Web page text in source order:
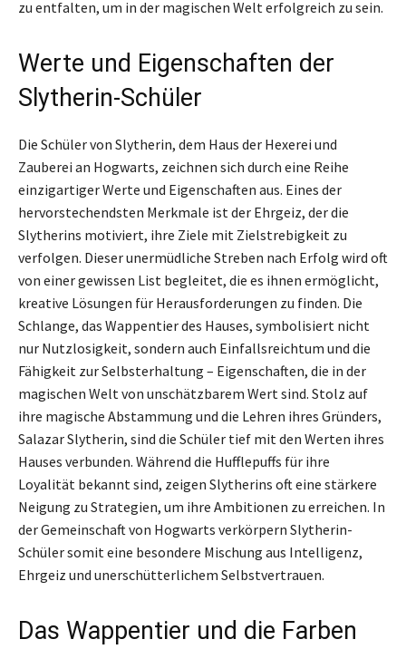
zu entfalten, um in der magischen Welt erfolgreich zu sein.
Werte und Eigenschaften der
Slytherin-Schüler
Die Schüler von Slytherin, dem Haus der Hexerei und
Zauberei an Hogwarts, zeichnen sich durch eine Reihe
einzigartiger Werte und Eigenschaften aus. Eines der
hervorstechendsten Merkmale ist der Ehrgeiz, der die
Slytherins motiviert, ihre Ziele mit Zielstrebigkeit zu
verfolgen. Dieser unermüdliche Streben nach Erfolg wird oft
von einer gewissen List begleitet, die es ihnen ermöglicht,
kreative Lösungen für Herausforderungen zu finden. Die
Schlange, das Wappentier des Hauses, symbolisiert nicht
nur Nutzlosigkeit, sondern auch Einfallsreichtum und die
Fähigkeit zur Selbsterhaltung – Eigenschaften, die in der
magischen Welt von unschätzbarem Wert sind. Stolz auf
ihre magische Abstammung und die Lehren ihres Gründers,
Salazar Slytherin, sind die Schüler tief mit den Werten ihres
Hauses verbunden. Während die Hufflepuffs für ihre
Loyalität bekannt sind, zeigen Slytherins oft eine stärkere
Neigung zu Strategien, um ihre Ambitionen zu erreichen. In
der Gemeinschaft von Hogwarts verkörpern Slytherin-
Schüler somit eine besondere Mischung aus Intelligenz,
Ehrgeiz und unerschütterlichem Selbstvertrauen.
Das Wappentier und die Farben